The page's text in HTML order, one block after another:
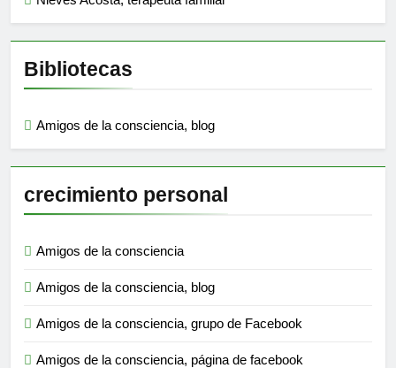
Bibliotecas
Amigos de la consciencia, blog
crecimiento personal
Amigos de la consciencia
Amigos de la consciencia, blog
Amigos de la consciencia, grupo de Facebook
Amigos de la consciencia, página de facebook